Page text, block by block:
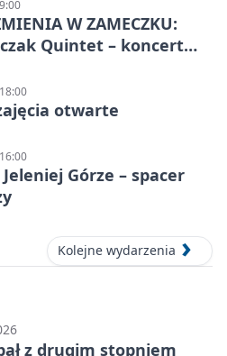
W ZAMECZKU:
Quintet – koncert
otwarte
Górze – spacer
Kolejne wydarzenia
z drugim stopniem